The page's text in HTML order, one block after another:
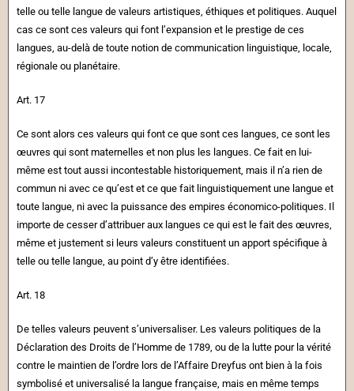
telle ou telle langue de valeurs artistiques, éthiques et politiques. Auquel
cas ce sont ces valeurs qui font l’expansion et le prestige de ces
langues, au-delà de toute notion de communication linguistique, locale,
régionale ou planétaire.
Art. 17
Ce sont alors ces valeurs qui font ce que sont ces langues, ce sont les
œuvres qui sont maternelles et non plus les langues. Ce fait en lui-
même est tout aussi incontestable historiquement, mais il n’a rien de
commun ni avec ce qu’est et ce que fait linguistiquement une langue et
toute langue, ni avec la puissance des empires économico-politiques. Il
importe de cesser d’attribuer aux langues ce qui est le fait des œuvres,
même et justement si leurs valeurs constituent un apport spécifique à
telle ou telle langue, au point d’y être identifiées.
Art. 18
De telles valeurs peuvent s’universaliser. Les valeurs politiques de la
Déclaration des Droits de l’Homme de 1789, ou de la lutte pour la vérité
contre le maintien de l’ordre lors de l’Affaire Dreyfus ont bien à la fois
symbolisé et universalisé la langue française, mais en même temps